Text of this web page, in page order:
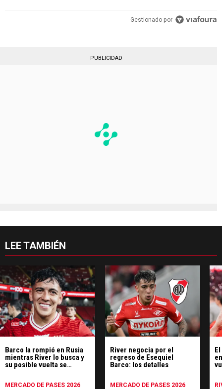
Gestionado por
PUBLICIDAD
LEE TAMBIÉN
Barco la rompió en Rusia
mientras River lo busca y
su posible vuelta se
MERCADO DE PASES 2026
River negocia por el
regreso de Esequiel
Barco: los detalles
MERCADO DE PASES 2026